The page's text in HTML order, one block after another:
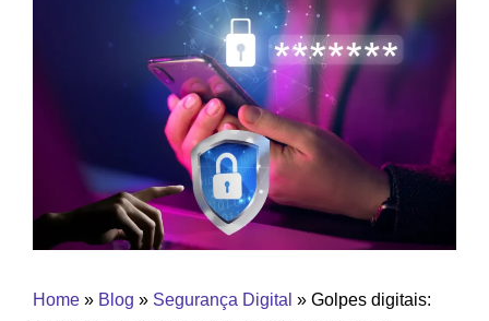
Home » Blog » Segurança Digital » Golpes digitais: